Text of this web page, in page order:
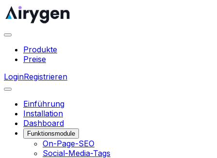
Produkte
Preise
LoginRegistrieren
Einführung
Installation
Dashboard
Funktionsmodule
On-Page-SEO
Social-Media-Tags